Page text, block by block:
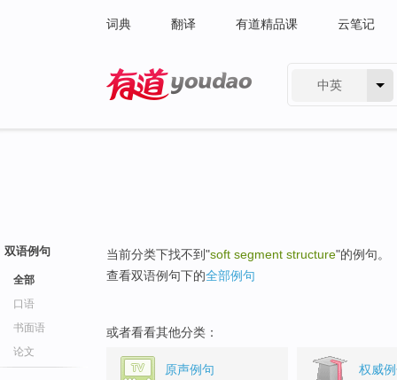
词典 翻译 有道精品课 云笔记
中英
双语例句
全部
口语
书面语
论文
当前分类下找不到"soft segment structure"的例句。
查看双语例句下的全部例句
或者看看其他分类：
原声例句 权威